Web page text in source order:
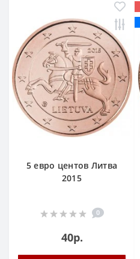
5 евро центов Литва
2015
0
40р.